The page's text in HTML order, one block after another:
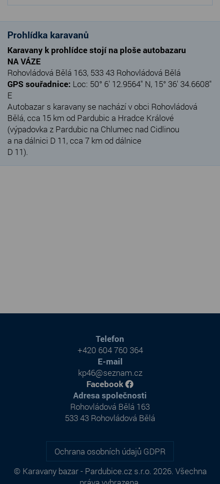
Prohlídka karavanů
Karavany k prohlídce stojí na ploše autobazaru
NA VÁZE
Rohovládová Bělá 163, 533 43 Rohovládová Bělá
GPS souřadnice: Loc: 50° 6' 12.9564" N, 15° 36' 34.6608"
E
Autobazar s karavany se nachází v obci Rohovládová
Bělá, cca 15 km od Pardubic a Hradce Králové
(výpadovka z Pardubic na Chlumec nad Cidlinou
a na dálnici D 11, cca 7 km od dálnice
D 11).
Ochrana osobních údajů GDPR
© Karavany bazar - Pardubice.cz s.r.o. 2026. Všechna
Adresa společnosti
Rohovládová Bělá 163
533 43 Rohovládová Bělá
Telefon
+420 604 760 364
E-mail
kp46@seznam.cz
Facebook